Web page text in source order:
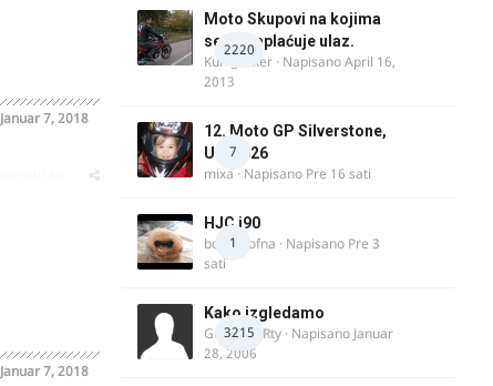
Januar 7, 2018
Januar 7, 2018
2220
Moto Skupovi na kojima
se ne naplaćuje ulaz.
Kum_Mixer · NapisanoApril 16,
2013
7
12. Moto GP Silverstone,
UK, 2026
mixa · Napisano Pre 16 sati
1
HJC i90
bobi_krofna · Napisano Pre 3
sati
3215
Kako izgledamo
Guest diRRty · Napisano Januar
28, 2006